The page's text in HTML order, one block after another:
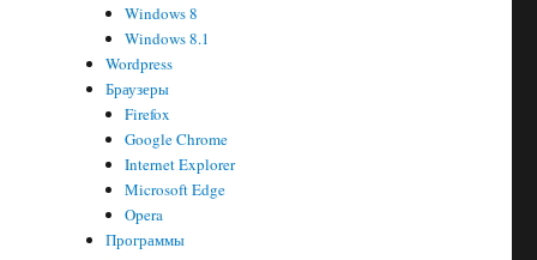
Windows 8
Windows 8.1
Wordpress
Браузеры
Firefox
Google Chrome
Internet Explorer
Microsoft Edge
Opera
Программы